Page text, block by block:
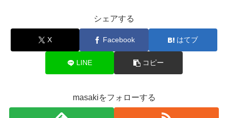
シェアする
X Facebook はてブ
LINE コピー
masakiをフォローする